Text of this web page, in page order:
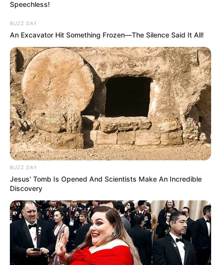
Speechless!
BUZZ DAY
An Excavator Hit Something Frozen—The Silence Said It All!
BUZZ DAY
Jesus' Tomb Is Opened And Scientists Make An Incredible
Discovery